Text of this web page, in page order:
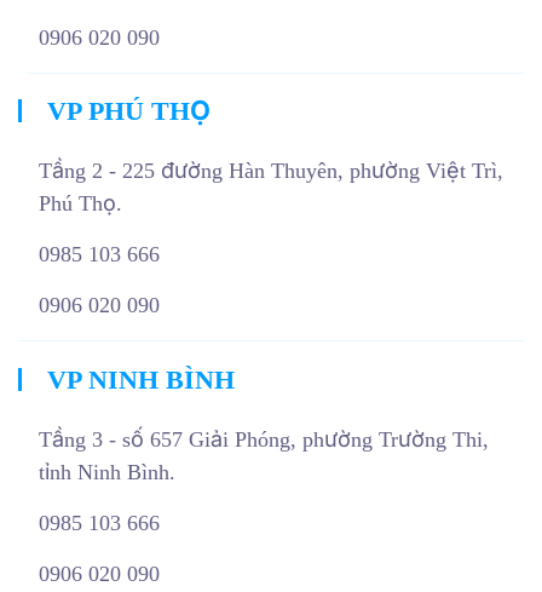
0906 020 090
VP PHÚ THỌ
Tầng 2 - 225 đường Hàn Thuyên, phường Việt Trì,
Phú Thọ.
0985 103 666
0906 020 090
VP NINH BÌNH
Tầng 3 - số 657 Giải Phóng, phường Trường Thi,
tỉnh Ninh Bình.
0985 103 666
0906 020 090